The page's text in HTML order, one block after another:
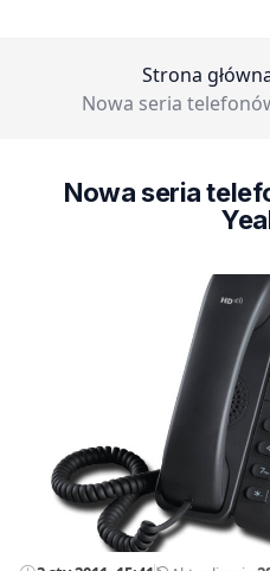
Strona
Nowa seria
Nowa seria